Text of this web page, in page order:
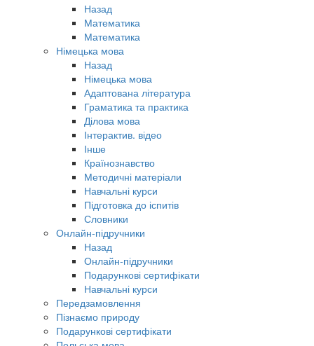
Назад
Математика
Математика
Німецька мова
Назад
Німецька мова
Адаптована література
Граматика та практика
Ділова мова
Інтерактив. відео
Інше
Країнознавство
Методичні матеріали
Навчальні курси
Підготовка до іспитів
Словники
Онлайн-підручники
Назад
Онлайн-підручники
Подарункові сертифікати
Навчальні курси
Передзамовлення
Пізнаємо природу
Подарункові сертифікати